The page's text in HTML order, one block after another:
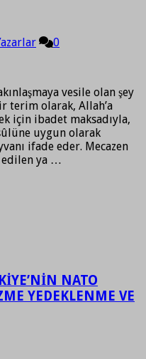
0
vesile olan şey
terim olarak, Allah’a
için ibadet maksadıyla,
uygun olarak
ifade eder. Mecazen
edilen ya …
NATO
YEDEKLENME VE